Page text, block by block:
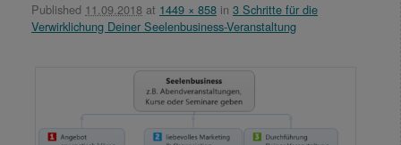
Published 11.09.2018 at 1449 × 858 in 3 Schritte für die
Verwirklichung Deiner Seelenbusiness-Veranstaltung